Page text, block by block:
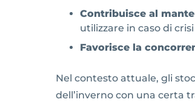
Contribuisce al
utilizzare in caso di
Favorisce la
Nel contesto attuale, gli
dell’inverno con una certa